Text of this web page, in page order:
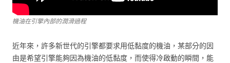
機油在引擎內部的潤滑過程
近年來，許多新世代的引擎都要求用低黏度的機油，某部分的因
由是希望引擎能夠因為機油的低黏度，而使得冷啟動的瞬間，能